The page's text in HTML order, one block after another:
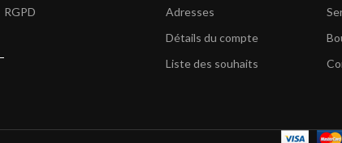
RGPD
Adresses
Détails du compte
Liste des souhaits